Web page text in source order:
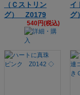
（Ｃストリン
グ） Z0179
540円(税込)
イ
グ